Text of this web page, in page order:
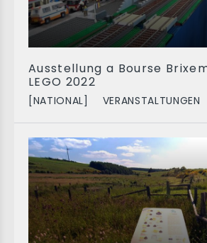
Ausstellung a Bourse
LEGO 2022
[NATIONAL] VERANSTALTUNGEN